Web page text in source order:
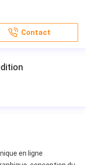
Contact
en ligne